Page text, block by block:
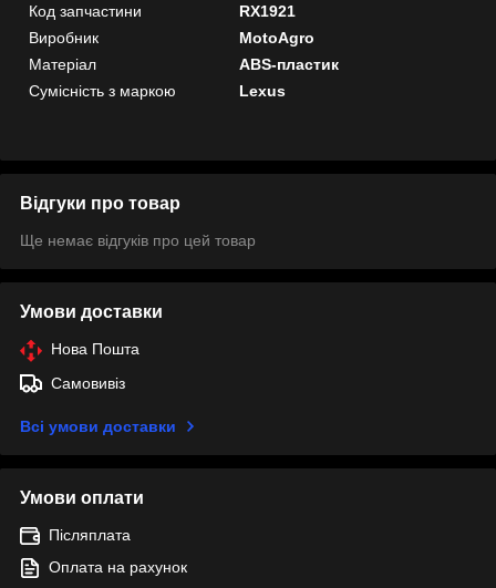
Код запчастини
RX1921
Виробник
MotoAgro
Матеріал
ABS-пластик
Сумісність з маркою
Lexus
Відгуки про товар
Ще немає відгуків про цей товар
Умови доставки
Нова Пошта
Самовивіз
Всі умови доставки
Умови оплати
Післяплата
Оплата на рахунок